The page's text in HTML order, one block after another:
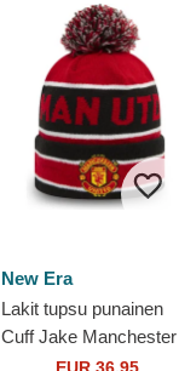
New Era
Lakit tupsu punainen
Cuff Jake Manchester
United Football Club